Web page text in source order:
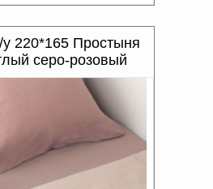
220*165 Простыня
серо-розовый